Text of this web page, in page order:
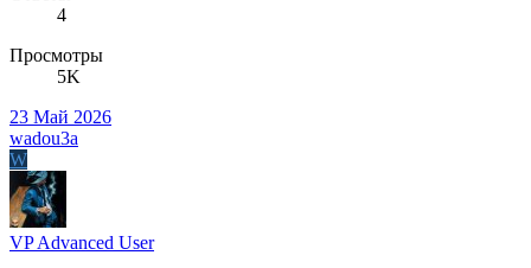
4
Просмотры
5K
23 Май 2026
wadou3a
W
VP Advanced User